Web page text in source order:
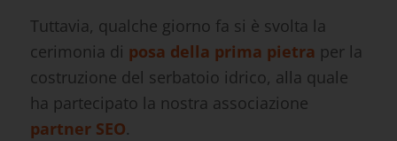
Tuttavia, qualche giorno fa si è svolta la
cerimonia di posa della prima pietra per la
costruzione del serbatoio idrico, alla quale
ha partecipato la nostra associazione
partner SEO.